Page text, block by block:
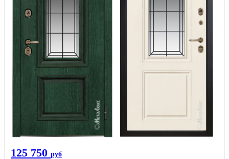
125 750 руб